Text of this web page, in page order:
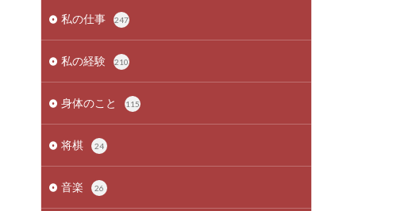
私の仕事 247
私の経験 210
身体のこと 115
将棋 24
音楽 26